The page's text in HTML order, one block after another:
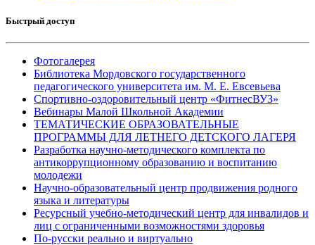
Быстрый доступ
Фотогалерея
Библиотека Мордовского государственного
педагогического университета им. М. Е. Евсевьева
Спортивно-оздоровительный центр «ФитнесВУЗ»
Вебинары Малой Школьной Академии
ТЕМАТИЧЕСКИЕ ОБРАЗОВАТЕЛЬНЫЕ
ПРОГРАММЫ ДЛЯ ЛЕТНЕГО ДЕТСКОГО ЛАГЕРЯ
Разработка научно-методического комплекта по
антикоррупционному образованию и воспитанию
молодежи
Научно-образовательный центр продвижения родного
языка и литературы
Ресурсный учебно-методический центр для инвалидов и
лиц с ограниченными возможностями здоровья
По-русски реально и виртуально